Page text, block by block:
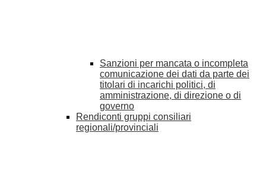
Sanzioni per mancata o incompleta
comunicazione dei dati da parte dei
titolari di incarichi politici, di
amministrazione, di direzione o di
governo
Rendiconti gruppi consiliari
regionali/provinciali